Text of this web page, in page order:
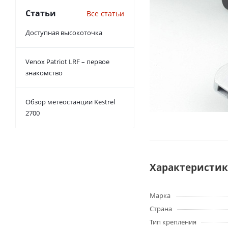
Марка
Страна
Тип крепления
Статьи Все статьи
Доступная высокоточка
Venox Patriot LRF – первое
знакомство
Обзор метеостанции Kestrel
2700